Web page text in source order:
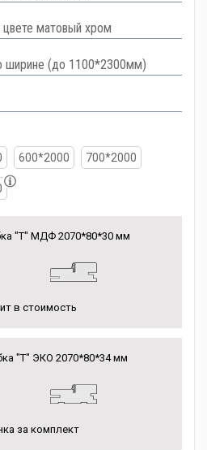
матовый хром
ширине (до 1100*2300мм)
600*2000 700*2000
"Т" МДФ 2070*80*30 мм
в стоимость
"Т" ЭКО 2070*80*34 мм
за комплект